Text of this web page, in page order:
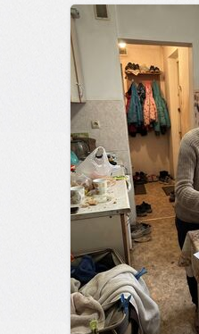
позитива!15:38